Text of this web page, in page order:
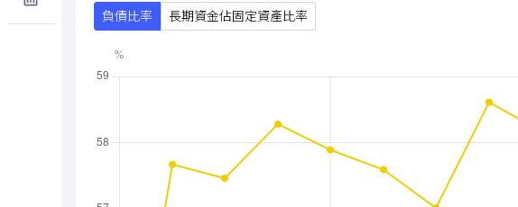
負債比率 長期資金佔固定資產比率